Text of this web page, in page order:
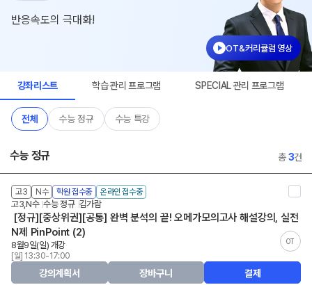
반응속도의 극대화!
OT&커리큘럼 영상
강좌리스트 학습 관리 프로그램 SPECIAL 관리 프로그램
전체 수능 정규 수능 특강
수능 정규 총3건
고3 N수 학원 접수중 온라인 접수중
고3,N수 수능 정규 김가람
[정규][중상위권][공통] 완벽 분석의 끝! 오메가모의고사 해설강의, 실전
N제 PinPoint (2)
OT
8월9일(일) 개강
[일] 13:30-17:00
강의계획서 장바구니 결제